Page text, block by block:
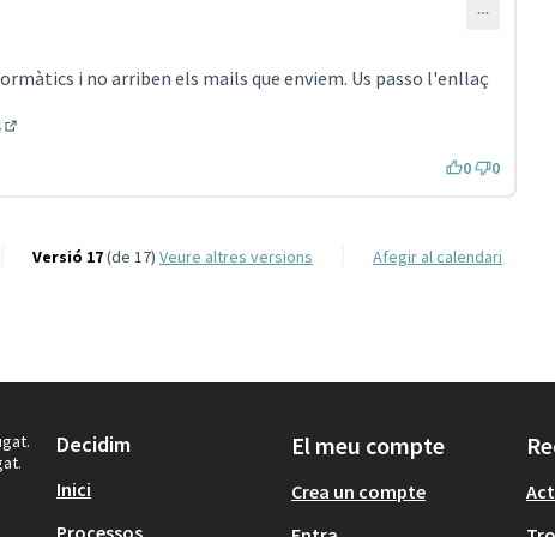
990)
i no arriben els mails que enviem. Us passo l'enllaç
0 0
Versió 17(de 17) veure altres versions Afegir al calendari
Decidim
Inici
Processos
El meu compte
Crea un compte